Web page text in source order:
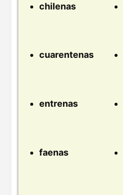
chilenas
cuarentenas
entrenas
faenas